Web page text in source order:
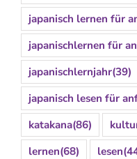
japanisch lernen für
japanischlernen für
japanischlernjahr(39)
japanisch lesen für
katakana(86)
lernen(68) lesen